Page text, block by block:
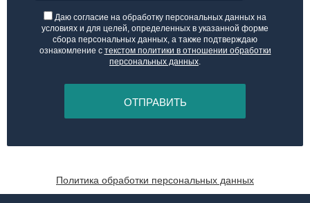
Даю согласие на обработку персональных данных на
условиях и для целей, определенных в указанной форме
сбора персональных данных, а также подтверждаю
ознакомление с текстом политики в отношении обработки
персональных данных.
ОТПРАВИТЬ
Политика обработки персональных данных